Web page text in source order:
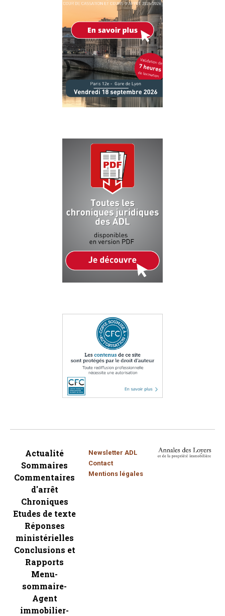
Actualité
Sommaires
Commentaires
d'arrêt
Chroniques
Etudes de texte
Réponses
ministérielles
Conclusions et
Rapports
Menu-
sommaire-
Agent
immobilier-
Newsletter ADL
Contact
Mentions légales